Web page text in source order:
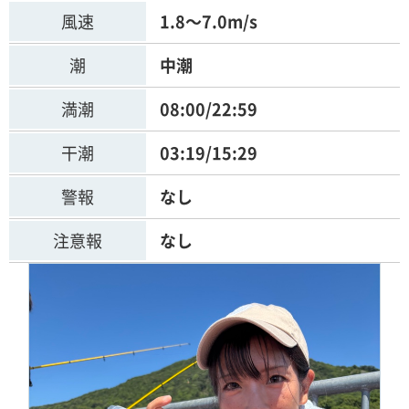
風速
1.8～7.0m/s
潮
中潮
満潮
08:00/22:59
干潮
03:19/15:29
警報
なし
注意報
なし